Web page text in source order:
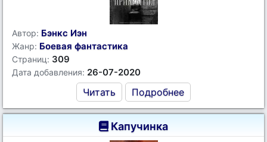
Автор: Бэнкс Иэн
Жанр: Боевая фантастика
Страниц: 309
Дата добавления: 26-07-2020
Читать Подробнее
Капучинка